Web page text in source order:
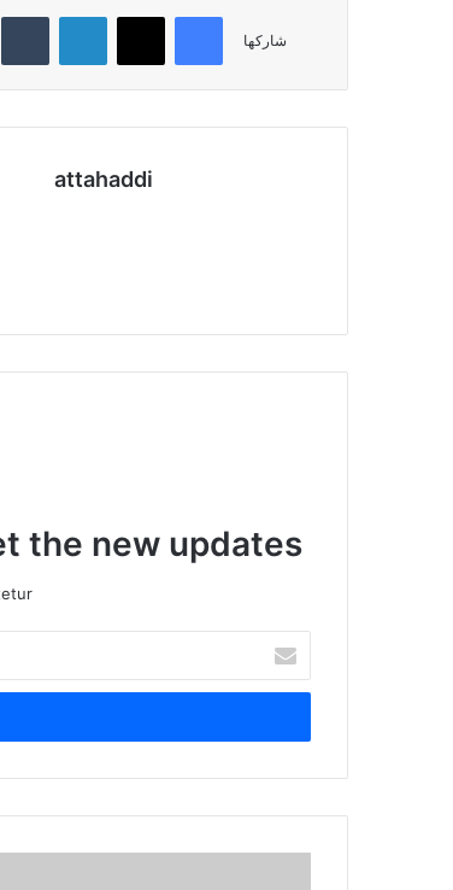
شاركها
فيسبوك X لينكدإن
attahaddi
the new updates!
بريدك
الإلكتروني